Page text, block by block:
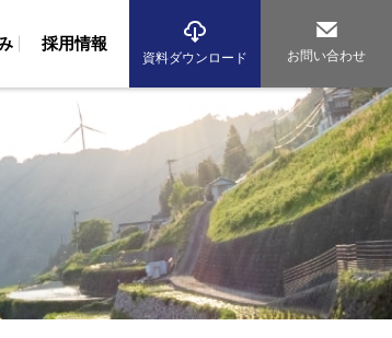
グループ紹介
流況調査、生物調査、藻場調査）
植物調査）
騒音調査、交通量調査）
DNA、化学、マイクロプラスチック）
究所 海洋再生エネルギー研究所
への取り組み 環境への取り組み
組み 環境への取り組み
採用情報
先輩社員の声
資料ダウンロード お問い合わせ